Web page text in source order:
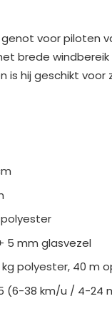
voor piloten
brede
is hij geschikt voor
5 mm glasvezel
kg polyester, 40 m
(6-38 km/u / 4-24